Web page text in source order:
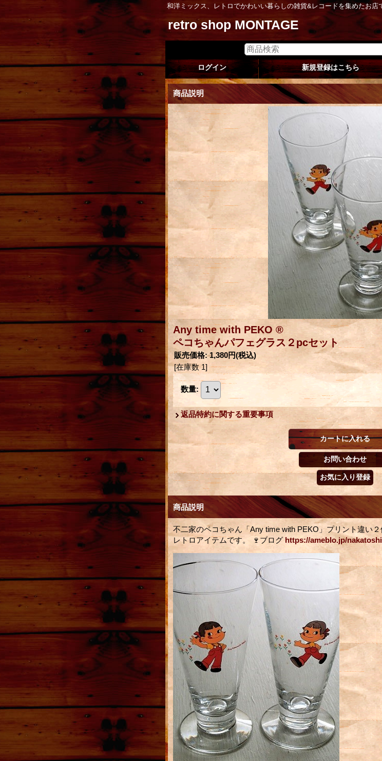
和洋ミックス、レトロでかわいい暮らしの雑貨&レコードを集めたお店
retro shop MONTAGE
ログイン 新規登録はこちら
商品説明
Any time with PEKO ®
ペコちゃんパフェグラス２pcセット
販売価格: 1,380円(税込)
[在庫数 1]
数量:
返品特約に関する重要事項
商品説明
不二家のペコちゃん「Any time with PEKO」プリント違い
レトロアイテムです。 🍷ブログ https://ameblo.jp/